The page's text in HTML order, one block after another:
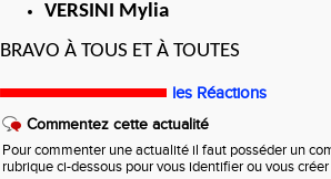
VERSINI Mylia
BRAVO À TOUS ET À TOUTES
les Réactions
Commentez cette actualité
Pour commenter une actualité il faut posséder un
rubrique ci-dessous pour vous identifier ou vous